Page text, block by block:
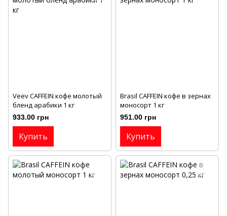
Veev CAFFEIN кофе молотый
бленд арабики 1 кг
933.00 грн
Купить
Brasil CAFFEIN кофе в зернах
моносорт 1 кг
951.00 грн
Купить